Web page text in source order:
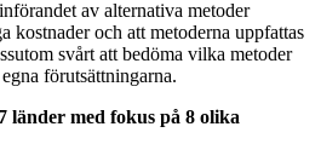
av alternativa metoder
kostnader och att metoderna uppfattas
svårt att bedöma vilka metoder
förutsättningarna.
länder med fokus på 8 olika